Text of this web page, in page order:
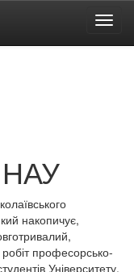
НАУ
накопичує,
професорсько-
Університету.